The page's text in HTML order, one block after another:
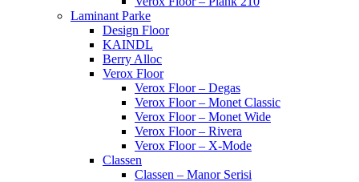
Laminant Parke
Design Floor
KAINDL
Berry Alloc
Verox Floor
Verox Floor – Degas
Verox Floor – Monet Classic
Verox Floor – Monet Wide
Verox Floor – Rivera
Verox Floor – X-Mode
Classen
Classen – Manor Serisi